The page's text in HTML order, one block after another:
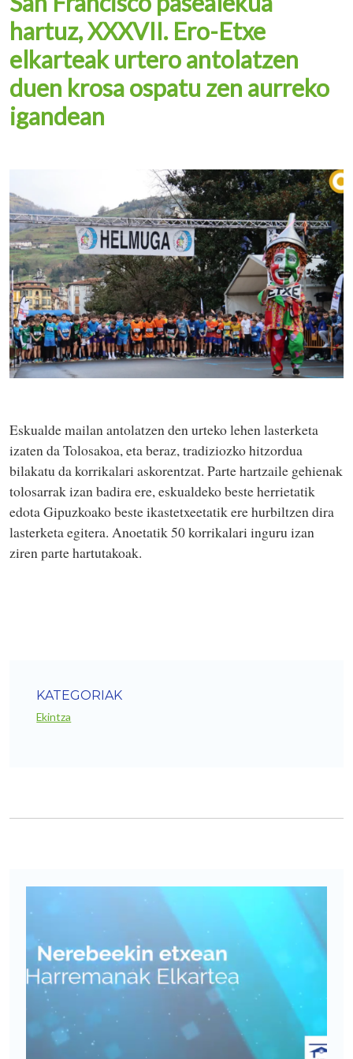
hartuz, XXXVII. Ero-Etxe
elkarteak urtero antolatzen
duen krosa ospatu zen aurreko
igandean
Eskualde mailan antolatzen den urteko lehen lasterketa
izaten da Tolosakoa, eta beraz, tradiziozko hitzordua
bilakatu da korrikalari askorentzat. Parte hartzaile gehienak
tolosarrak izan badira ere, eskualdeko beste herrietatik
edota Gipuzkoako beste ikastetxeetatik ere hurbiltzen dira
lasterketa egitera. Anoetatik 50 korrikalari inguru izan
ziren parte hartutakoak.
KATEGORIAK
Ekintza